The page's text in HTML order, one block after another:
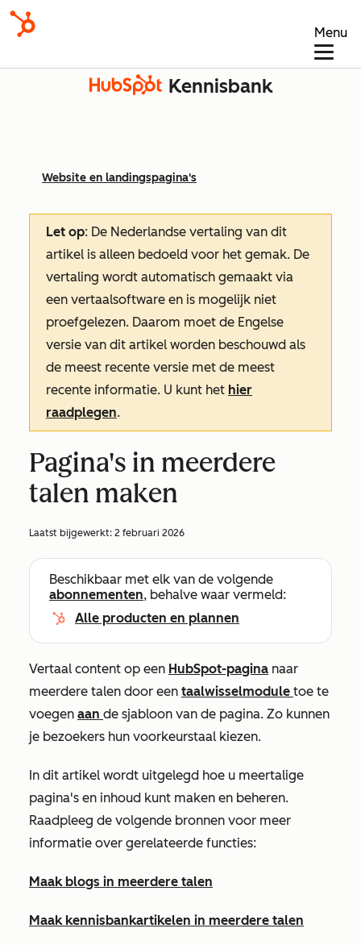
Menu
Kennisbank
Website en landingspagina's
Let op: De Nederlandse vertaling van dit
artikel is alleen bedoeld voor het gemak. De
vertaling wordt automatisch gemaakt via
een vertaalsoftware en is mogelijk niet
proefgelezen. Daarom moet de Engelse
versie van dit artikel worden beschouwd als
de meest recente versie met de meest
recente informatie. U kunt het hier
raadplegen.
Pagina's in meerdere
talen maken
Laatst bijgewerkt: 2 februari 2026
Beschikbaar met elk van de volgende
abonnementen, behalve waar vermeld:
Alle producten en plannen
Vertaal content op een HubSpot-pagina naar
meerdere talen door een taalwisselmodule toe te
voegen aan de sjabloon van de pagina. Zo kunnen
je bezoekers hun voorkeurstaal kiezen.
In dit artikel wordt uitgelegd hoe u meertalige
pagina's en inhoud kunt maken en beheren.
Raadpleeg de volgende bronnen voor meer
informatie over gerelateerde functies:
Maak blogs in meerdere talen
Maak kennisbankartikelen in meerdere talen